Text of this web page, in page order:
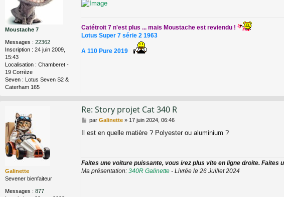
Moustache 7
Messages : 22362
Inscription : 24 juin 2009,
15:43
Localisation : Chamberet -
19 Corrèze
Seven : Lotus Seven S2 &
Caterham 165
e
Catétroit 7 n'est plus ... mais Moustache est reviendu !
Lotus Super 7 série 2 1963
A 110 Pure 2019
Galinette
Sevener bienfaiteur
Messages : 877
Re: Story projet Cat 340 R
M
s
e
par Galinette» 17 juin 2024, 06:46
Il est en quelle matière ? Polyester ou aluminium ?
Faites une voiture puissante, vous irez plus vite en ligne droite. Faites
Ma présentation: 340R Galinette - Livrée le 26 Juillet 2024